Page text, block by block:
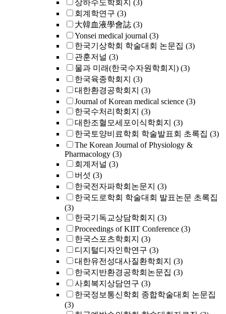
상하수도학회지 (3)
회계학연구 (3)
大韓血液學會誌 (3)
Yonsei medical journal (3)
한국기상학회 학술대회 논문집 (3)
관훈저널 (3)
물과 미래(한국수자원학회지) (3)
한국육종학회지 (3)
대한환경공학회지 (3)
Journal of Korean medical science (3)
한국수처리학회지 (3)
대한조혈모세포이식학회지 (3)
한국토양비료학회 학술발표회 초록집 (3)
The Korean Journal of Physiology &
Pharmacology (3)
회계저널 (3)
버섯 (3)
한국전자파학회논문지 (3)
한국도로학회 학술대회 발표논문 초록집
(3)
한국기독교상담학회지 (3)
Proceedings of KIIT Conference (3)
한국스포츠학회지 (3)
디지털디자인학연구 (3)
대한유전성대사질환학회지 (3)
한국지반환경공학회논문집 (3)
사회복지상담연구 (3)
한국정보통신학회 종합학술대회 논문집
(3)